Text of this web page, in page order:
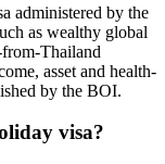
administered by the
as wealthy global
Thailand
asset and health-
by the BOI.
visa?